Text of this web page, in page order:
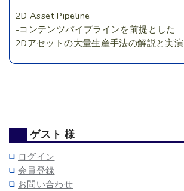
2D Asset Pipeline
-コンテンツパイプラインを前提とした
2Dアセットの大量生産手法の解説と実演
ゲスト 様
ログイン
会員登録
お問い合わせ